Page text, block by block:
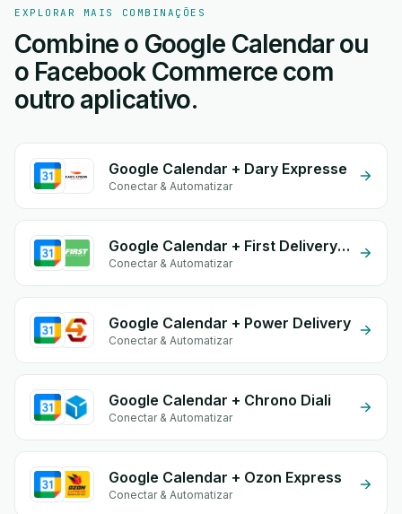
EXPLORAR MAIS COMBINAÇÕES
Combine o Google Calendar ou
o Facebook Commerce com
outro aplicativo.
Google Calendar + Dary Expresse
Conectar & Automatizar
Google Calendar + First Delivery Group
Conectar & Automatizar
Google Calendar + Power Delivery
Conectar & Automatizar
Google Calendar + Chrono Diali
Conectar & Automatizar
Google Calendar + Ozon Express
Conectar & Automatizar